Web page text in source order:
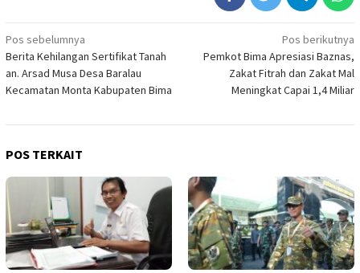
Navigasi
pos
Pos sebelumnya
Berita Kehilangan Sertifikat Tanah
an. Arsad Musa Desa Baralau
Kecamatan Monta Kabupaten Bima
Pos berikutnya
Pemkot Bima Apresiasi Baznas,
Zakat Fitrah dan Zakat Mal
Meningkat Capai 1,4 Miliar
POS TERKAIT